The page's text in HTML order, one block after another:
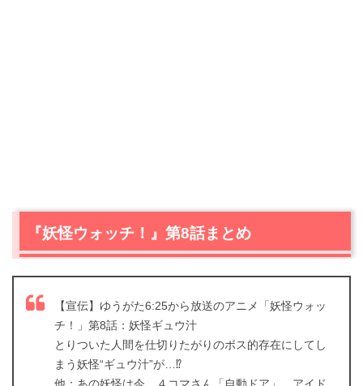
『妖怪ウォッチ！』第8話まとめ
【宣伝】ゆうがた6:25から放送のアニメ「妖怪ウォッ
チ！」第8話：妖怪ギュウ汁
とりついた人間を仕切りたがりのボス的存在にしてし
まう妖怪“ギュウ汁”が…⁉️